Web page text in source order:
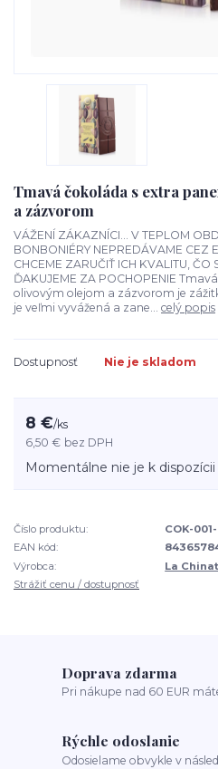
Tmavá čokoláda s extra
a zázvorom
VÁŽENÍ ZÁKAZNÍCI... V TEPLOM
BONBONIÉRY NEPREDÁVAME CEZ
CHCEME ZARUČIŤ ICH KVALITU, ČO
ĎAKUJEME ZA POCHOPENIE
olivovým olejom a zázvorom je
je veľmi vyvážená a zane... celý popis
Dostupnosť Nie je skladom
8 €/ks
6,50 € bez DPH
Momentálne nie je k dispozícii
Číslo produktu:
COK-
EAN kód:
Výrobca:
La
Strážiť cenu / dostupnosť
Doprava zdarma
Pri nákupe nad 60 EUR
Rýchle odoslanie
Odosielame obvykle v